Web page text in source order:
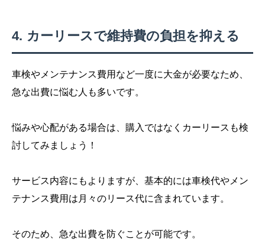
カーリースで維持費の負担を抑える
車検やメンテナンス費用など一度に大金が必要なため、
急な出費に悩む人も多いです。
悩みや心配がある場合は、購入ではなくカーリースも検
討してみましょう！
サービス内容にもよりますが、基本的には車検代やメン
テナンス費用は月々のリース代に含まれています。
そのため、急な出費を防ぐことが可能です。